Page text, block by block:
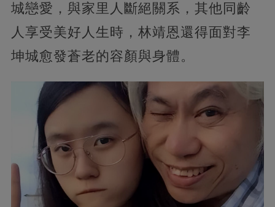
城戀愛，與家里人斷絕關系，其他同齡
人享受美好人生時，林靖恩還得面對李
坤城愈發蒼老的容顏與身體。